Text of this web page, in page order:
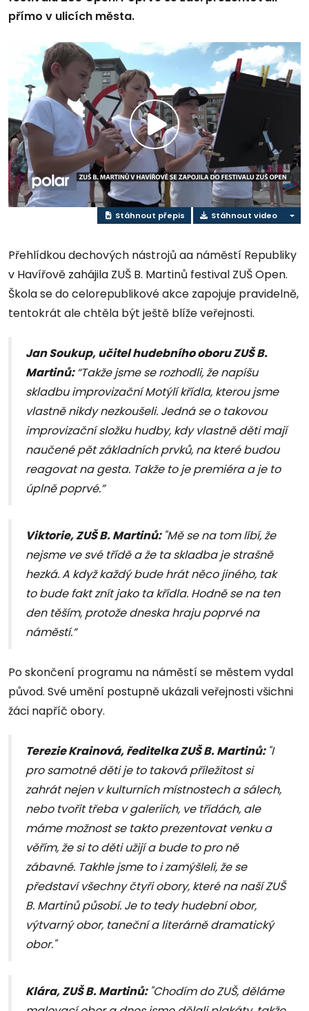
přímo v ulicích města.
Play
Video
Stáhnout přepis Stáhnout video
Přehlídkou dechových nástrojů aa náměstí Republiky
v Havířově zahájila ZUŠ B. Martinů festival ZUŠ Open.
Škola se do celorepublikové akce zapojuje pravidelně,
tentokrát ale chtěla být ještě blíže veřejnosti.
Jan Soukup, učitel hudebního oboru ZUŠ B.
Martinů:“Takže jsme se rozhodli, že napíšu
skladbu improvizační Motýlí křídla, kterou jsme
vlastně nikdy nezkoušeli. Jedná se o takovou
improvizační složku hudby, kdy vlastně děti mají
naučené pět základních prvků, na které budou
reagovat na gesta. Takže to je premiéra a je to
úplně poprvé.”
Viktorie, ZUŠ B. Martinů: "Mě se na tom líbí, že
nejsme ve své třídě a že ta skladba je strašně
hezká. A když každý bude hrát něco jiného, tak
to bude fakt znít jako ta křídla. Hodně se na ten
den těším, protože dneska hraju poprvé na
náměstí.”
Po skončení programu na náměstí se městem vydal
původ. Své umění postupně ukázali veřejnosti všichni
žáci napříč obory.
Terezie Krainová, ředitelka ZUŠ B. Martinů: "I
pro samotné děti je to taková příležitost si
zahrát nejen v kulturních místnostech a sálech,
nebo tvořit třeba v galeriích, ve třídách, ale
máme možnost se takto prezentovat venku a
věřím, že si to děti užijí a bude to pro ně
zábavné. Takhle jsme to i zamýšleli, že se
představí všechny čtyři obory, které na naší ZUŠ
B. Martinů působí. Je to tedy hudební obor,
výtvarný obor, taneční a literárně dramatický
obor."
Klára, ZUŠ B. Martinů: "Chodím do ZUŠ, děláme